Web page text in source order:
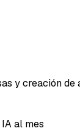
y creación de
al mes